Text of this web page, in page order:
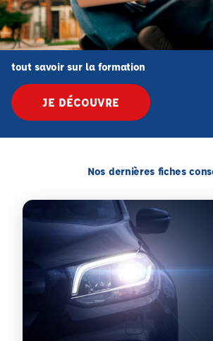
tout savoir sur la formation
JE DÉCOUVRE
Nos dernières fiches